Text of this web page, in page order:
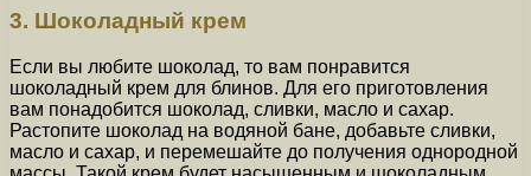
3. Шоколадный крем
Если вы любите шоколад, то вам понравится
шоколадный крем для блинов. Для его приготовления
вам понадобится шоколад, сливки, масло и сахар.
Растопите шоколад на водяной бане, добавьте сливки,
масло и сахар, и перемешайте до получения однородной